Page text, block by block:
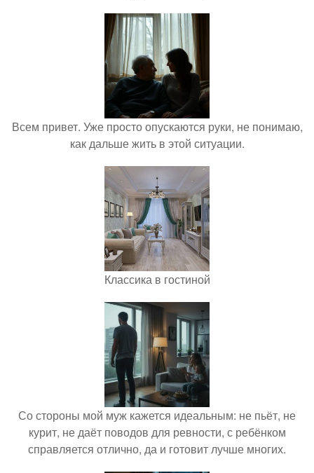
Всем привет. Уже просто опускаются руки, не понимаю,
как дальше жить в этой ситуации.
Классика в гостиной
Со стороны мой муж кажется идеальным: не пьёт, не
курит, не даёт поводов для ревности, с ребёнком
справляется отлично, да и готовит лучше многих.